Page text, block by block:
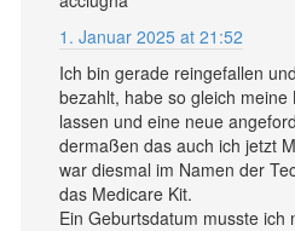
1. Januar 2025 at 21:52
Ich bin gerade reingefallen
bezahlt, habe so gleich meine
lassen und eine neue
dermaßen das auch ich jetzt
war diesmal im Namen der
das Medicare Kit.
Ein Geburtsdatum musste ich